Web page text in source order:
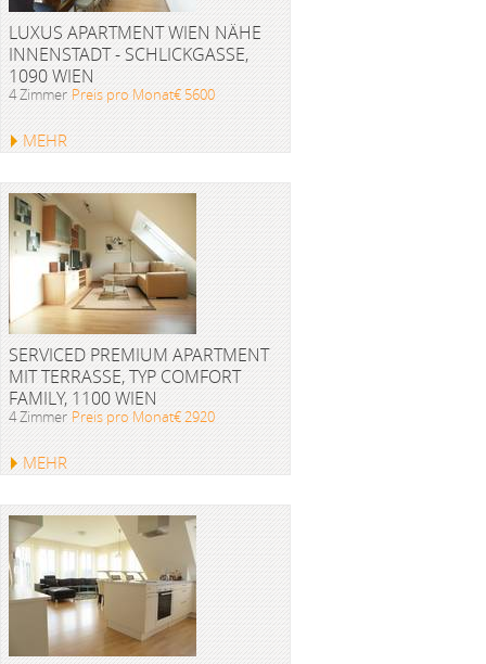
LUXUS APARTMENT WIEN NÄHE
INNENSTADT - SCHLICKGASSE,
1090 WIEN
4 Zimmer Preis pro Monat€ 5600
MEHR
SERVICED PREMIUM APARTMENT
MIT TERRASSE, TYP COMFORT
FAMILY, 1100 WIEN
4 Zimmer Preis pro Monat€ 2920
MEHR